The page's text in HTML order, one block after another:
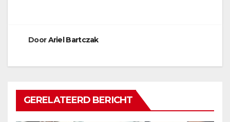
DoorAriel Bartczak
GERELATEERD BERICHT